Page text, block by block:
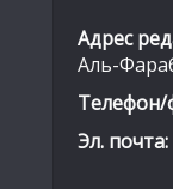
Адрес
Аль-
Телефон/
Эл. почта: